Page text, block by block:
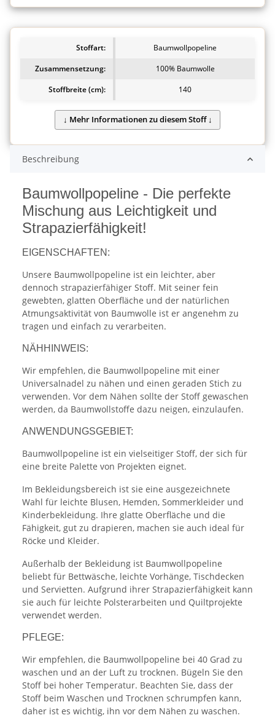
Stoffart:
Baumwollpopeline
Zusammensetzung:
100% Baumwolle
Stoffbreite (cm):
140
Beschreibung
Baumwollpopeline - Die perfekte
Mischung aus Leichtigkeit und
Strapazierfähigkeit!
EIGENSCHAFTEN:
Unsere Baumwollpopeline ist ein leichter, aber
dennoch strapazierfähiger Stoff. Mit seiner fein
gewebten, glatten Oberfläche und der natürlichen
Atmungsaktivität von Baumwolle ist er angenehm zu
tragen und einfach zu verarbeiten.
NÄHHINWEIS:
Wir empfehlen, die Baumwollpopeline mit einer
Universalnadel zu nähen und einen geraden Stich zu
verwenden. Vor dem Nähen sollte der Stoff gewaschen
werden, da Baumwollstoffe dazu neigen, einzulaufen.
ANWENDUNGSGEBIET:
Baumwollpopeline ist ein vielseitiger Stoff, der sich für
eine breite Palette von Projekten eignet.
Im Bekleidungsbereich ist sie eine ausgezeichnete
Wahl für leichte Blusen, Hemden, Sommerkleider und
Kinderbekleidung. Ihre glatte Oberfläche und die
Fähigkeit, gut zu drapieren, machen sie auch ideal für
Röcke und Kleider.
Außerhalb der Bekleidung ist Baumwollpopeline
beliebt für Bettwäsche, leichte Vorhänge, Tischdecken
und Servietten. Aufgrund ihrer Strapazierfähigkeit kann
sie auch für leichte Polsterarbeiten und Quiltprojekte
verwendet werden.
PFLEGE:
Wir empfehlen, die Baumwollpopeline bei 40 Grad zu
waschen und an der Luft zu trocknen. Bügeln Sie den
Stoff bei hoher Temperatur. Beachten Sie, dass der
Stoff beim Waschen und Trocknen schrumpfen kann,
daher ist es wichtig, ihn vor dem Nähen zu waschen.